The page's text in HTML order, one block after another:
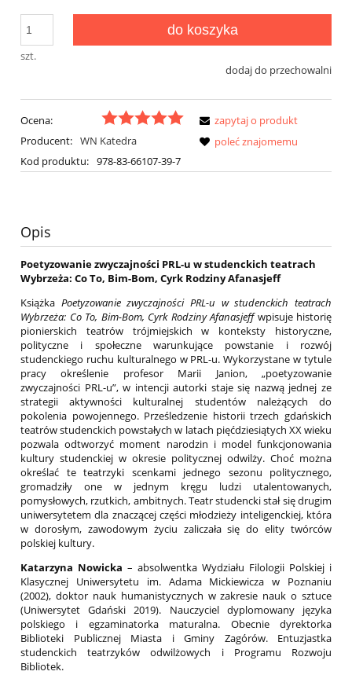
szt.
do koszyka
dodaj do przechowalni
Ocena:
Producent: WN Katedra
Kod produktu: 978-83-66107-39-7
zapytaj o produkt
poleć znajomemu
Opis
Poetyzowanie zwyczajności PRL-u w studenckich teatrach
Wybrzeża: Co To, Bim-Bom, Cyrk Rodziny Afanasjeff
Książka Poetyzowanie zwyczajności PRL-u w studenckich teatrach
Wybrzeża: Co To, Bim-Bom, Cyrk Rodziny Afanasjeffwpisuje historię
pionierskich teatrów trójmiejskich w konteksty historyczne,
polityczne i społeczne warunkujące powstanie i rozwój
studenckiego ruchu kulturalnego w PRL-u. Wykorzystane w tytule
pracy określenie profesor Marii Janion, „poetyzowanie
zwyczajności PRL-u”, w intencji autorki staje się nazwą jednej ze
strategii aktywności kulturalnej studentów należących do
pokolenia powojennego. Prześledzenie historii trzech gdańskich
teatrów studenckich powstałych w latach pięćdziesiątych XX wieku
pozwala odtworzyć moment narodzin i model funkcjonowania
kultury studenckiej w okresie politycznej odwilży. Choć można
określać te teatrzyki scenkami jednego sezonu politycznego,
gromadziły one w jednym kręgu ludzi utalentowanych,
pomysłowych, rzutkich, ambitnych. Teatr studencki stał się drugim
uniwersytetem dla znaczącej części młodzieży inteligenckiej, która
w dorosłym, zawodowym życiu zaliczała się do elity twórców
polskiej kultury.
Katarzyna Nowicka – absolwentka Wydziału Filologii Polskiej i
Klasycznej Uniwersytetu im. Adama Mickiewicza w Poznaniu
(2002), doktor nauk humanistycznych w zakresie nauk o sztuce
(Uniwersytet Gdański 2019). Nauczyciel dyplomowany języka
polskiego i egzaminatorka maturalna. Obecnie dyrektorka
Biblioteki Publicznej Miasta i Gminy Zagórów. Entuzjastka
studenckich teatrzyków odwilżowych i Programu Rozwoju
Bibliotek.